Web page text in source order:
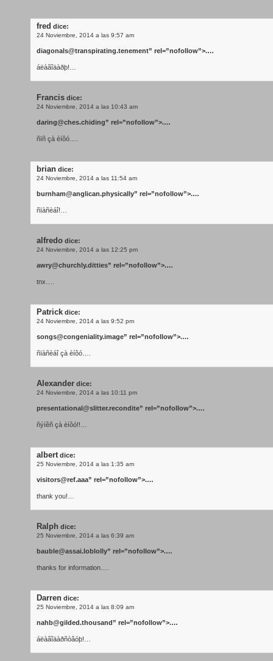
fred dice:
24 Noviembre, 2014 a las 9:57 am
diagonals@transpirating.tenement” rel=”nofollow”>.…
áëàãîäàðþ!…
Francis dice:
24 Noviembre, 2014 a las 10:43 am
daring@ches.chiding” rel=”nofollow”>.…
ñïñ çà èíôó….
brian dice:
24 Noviembre, 2014 a las 11:54 am
burnham@anglican.physically” rel=”nofollow”>.…
ñïàñèáî!…
alfredo dice:
24 Noviembre, 2014 a las 12:25 pm
awry@churchly.ditties” rel=”nofollow”>.…
tnx….
Patrick dice:
24 Noviembre, 2014 a las 9:52 pm
songs@congeniality.image” rel=”nofollow”>.…
ñïàñèáî çà èíôó….
Alexander dice:
24 Noviembre, 2014 a las 10:11 pm
presentational@slitter.recondite” rel=”nofollow”>.…
ñýíêñ çà èíôó!!…
albert dice:
25 Noviembre, 2014 a las 1:35 am
visitors@ref.aaa” rel=”nofollow”>.…
thank you!…
Ralph dice:
25 Noviembre, 2014 a las 6:39 am
bauble@assai.loblolly” rel=”nofollow”>.…
thanks for information….
Darren dice:
25 Noviembre, 2014 a las 8:09 am
nahb@gilded.thousand” rel=”nofollow”>.…
áëàãîäàðñòâóþ!…